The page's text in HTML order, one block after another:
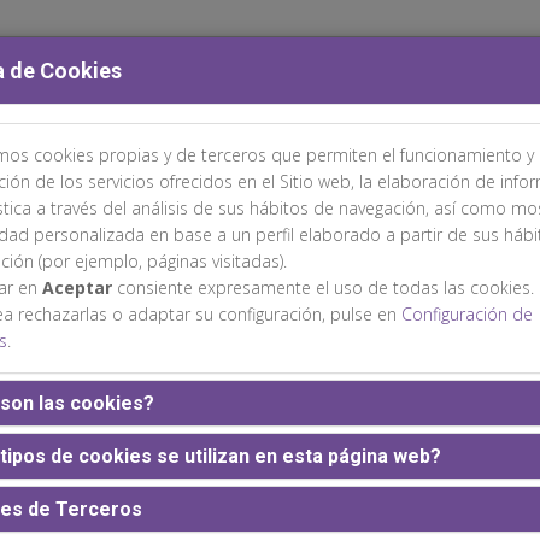
de Cookies
cookies propias y de terceros que permiten el funcionamiento y
de los servicios ofrecidos en el Sitio web, la elaboración de
a través del análisis de sus hábitos de navegación, así como
personalizada en base a un perfil elaborado a partir de sus
(por ejemplo, páginas visitadas).
en Aceptar consiente expresamente el uso de todas las cookies.
rechazarlas o adaptar su configuración, pulse en Configuración de
.
las cookies?
de cookies se utilizan en esta página web?
de Terceros
ÁREA CIENTÍFICA INSCRIPCIONES ALOJAMIENTO
Web patrocinada por: